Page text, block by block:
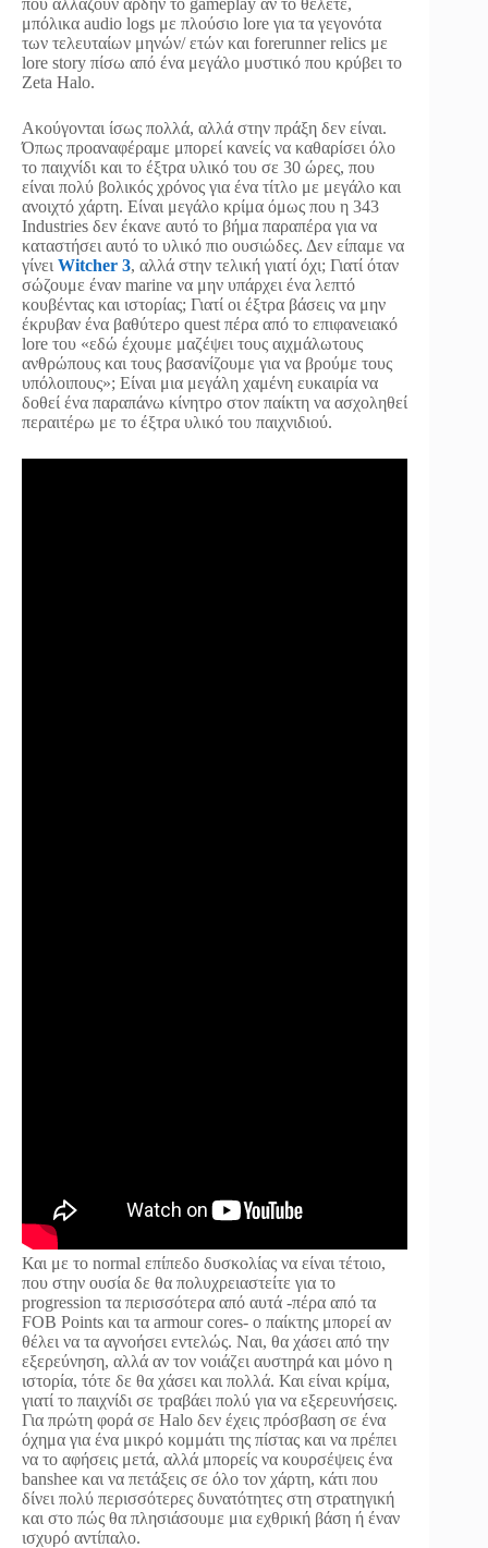
μπόλικα audio logs με πλούσιο lore για τα γεγονότα
των τελευταίων μηνών/ ετών και forerunner relics με
lore story πίσω από ένα μεγάλο μυστικό που κρύβει το
Zeta Halo.
Ακούγονται ίσως πολλά, αλλά στην πράξη δεν είναι.
Όπως προαναφέραμε μπορεί κανείς να καθαρίσει όλο
το παιχνίδι και το έξτρα υλικό του σε 30 ώρες, που
είναι πολύ βολικός χρόνος για ένα τίτλο με μεγάλο και
ανοιχτό χάρτη. Είναι μεγάλο κρίμα όμως που η 343
Industries δεν έκανε αυτό το βήμα παραπέρα για να
καταστήσει αυτό το υλικό πιο ουσιώδες. Δεν είπαμε να
γίνει Witcher 3, αλλά στην τελική γιατί όχι; Γιατί όταν
σώζουμε έναν marine να μην υπάρχει ένα λεπτό
κουβέντας και ιστορίας; Γιατί οι έξτρα βάσεις να μην
έκρυβαν ένα βαθύτερο quest πέρα από το επιφανειακό
lore του «εδώ έχουμε μαζέψει τους αιχμάλωτους
ανθρώπους και τους βασανίζουμε για να βρούμε τους
υπόλοιπους»; Είναι μια μεγάλη χαμένη ευκαιρία να
δοθεί ένα παραπάνω κίνητρο στον παίκτη να ασχοληθεί
περαιτέρω με το έξτρα υλικό του παιχνιδιού.
Και με το normal επίπεδο δυσκολίας να είναι τέτοιο,
που στην ουσία δε θα πολυχρειαστείτε για το
progression τα περισσότερα από αυτά -πέρα από τα
FOB Points και τα armour cores- ο παίκτης μπορεί αν
θέλει να τα αγνοήσει εντελώς. Ναι, θα χάσει από την
εξερεύνηση, αλλά αν τον νοιάζει αυστηρά και μόνο η
ιστορία, τότε δε θα χάσει και πολλά. Και είναι κρίμα,
γιατί το παιχνίδι σε τραβάει πολύ για να εξερευνήσεις.
Για πρώτη φορά σε Halo δεν έχεις πρόσβαση σε ένα
όχημα για ένα μικρό κομμάτι της πίστας και να πρέπει
να το αφήσεις μετά, αλλά μπορείς να κουρσέψεις ένα
banshee και να πετάξεις σε όλο τον χάρτη, κάτι που
δίνει πολύ περισσότερες δυνατότητες στη στρατηγική
και στο πώς θα πλησιάσουμε μια εχθρική βάση ή έναν
ισχυρό αντίπαλο.